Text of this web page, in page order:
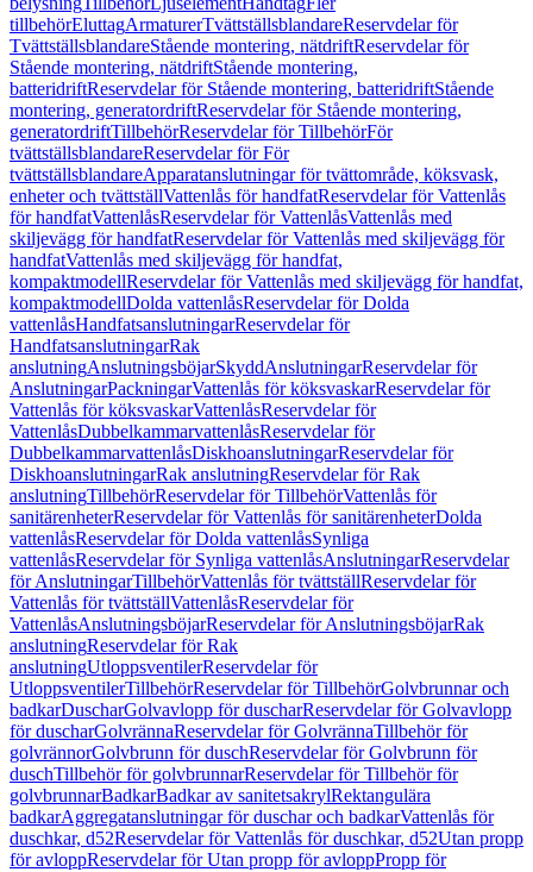
tillbehörEluttagArmaturerTvättställsblandareReservdelar för
TvättställsblandareStående montering, nätdriftReservdelar för
Stående montering, nätdriftStående montering,
batteridriftReservdelar för Stående montering, batteridriftStående
montering, generatordriftReservdelar för Stående montering,
generatordriftTillbehörReservdelar för TillbehörFör
tvättställsblandareReservdelar för För
tvättställsblandareApparatanslutningar för tvättområde, köksvask,
enheter och tvättställVattenlås för handfatReservdelar för Vattenlås
för handfatVattenlåsReservdelar för VattenlåsVattenlås med
skiljevägg för handfatReservdelar för Vattenlås med skiljevägg för
handfatVattenlås med skiljevägg för handfat,
kompaktmodellReservdelar för Vattenlås med skiljevägg för handfat,
kompaktmodellDolda vattenlåsReservdelar för Dolda
vattenlåsHandfatsanslutningarReservdelar för
HandfatsanslutningarRak
anslutningAnslutningsböjarSkyddAnslutningarReservdelar för
AnslutningarPackningarVattenlås för köksvaskarReservdelar för
Vattenlås för köksvaskarVattenlåsReservdelar för
VattenlåsDubbelkammarvattenlåsReservdelar för
DubbelkammarvattenlåsDiskhoanslutningarReservdelar för
DiskhoanslutningarRak anslutningReservdelar för Rak
anslutningTillbehörReservdelar för TillbehörVattenlås för
sanitärenheterReservdelar för Vattenlås för sanitärenheterDolda
vattenlåsReservdelar för Dolda vattenlåsSynliga
vattenlåsReservdelar för Synliga vattenlåsAnslutningarReservdelar
för AnslutningarTillbehörVattenlås för tvättställReservdelar för
Vattenlås för tvättställVattenlåsReservdelar för
VattenlåsAnslutningsböjarReservdelar för AnslutningsböjarRak
anslutningReservdelar för Rak
anslutningUtloppsventilerReservdelar för
UtloppsventilerTillbehörReservdelar för TillbehörGolvbrunnar och
badkarDuscharGolvavlopp för duscharReservdelar för Golvavlopp
för duscharGolvrännaReservdelar för GolvrännaTillbehör för
golvrännorGolvbrunn för duschReservdelar för Golvbrunn för
duschTillbehör för golvbrunnarReservdelar för Tillbehör för
golvbrunnarBadkarBadkar av sanitetsakrylRektangulära
badkarAggregatanslutningar för duschar och badkarVattenlås för
duschkar, d52Reservdelar för Vattenlås för duschkar, d52Utan propp
för avloppReservdelar för Utan propp för avloppPropp för